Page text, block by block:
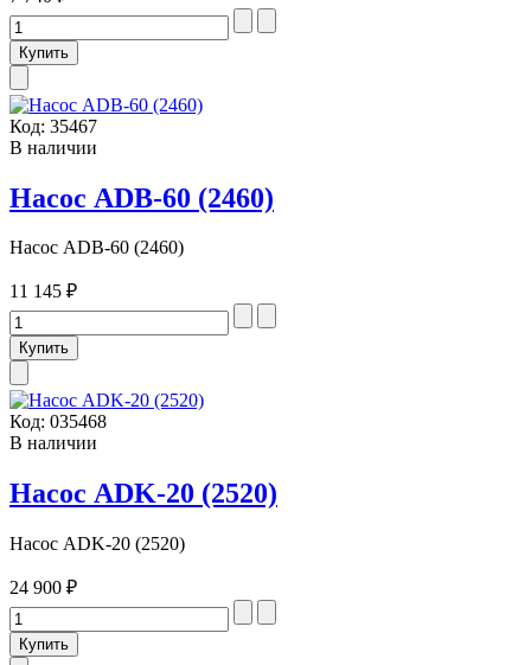
Код: 35467
В наличии
Насос ADB-60 (2460)
Насос ADB-60 (2460)
11 145 ₽
Код: 035468
В наличии
Насос ADK-20 (2520)
Насос ADK-20 (2520)
24 900 ₽